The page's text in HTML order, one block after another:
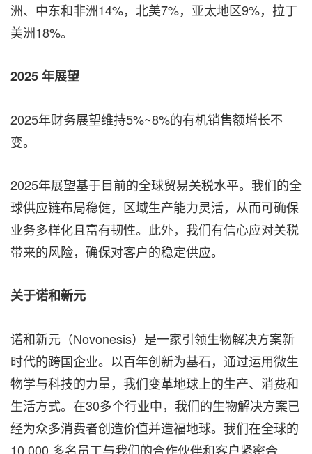
洲、中东和非洲14%，北美7%，亚太地区9%，拉丁
美洲18%。
2025年展望
2025年财务展望维持5%~8%的有机销售额增长不
变。
2025年展望基于目前的全球贸易关税水平。我们的全
球供应链布局稳健，区域生产能力灵活，从而可确保
业务多样化且富有韧性。此外，我们有信心应对关税
带来的风险，确保对客户的稳定供应。
关于诺和新元
诺和新元（Novonesis）是一家引领生物解决方案新
时代的跨国企业。以百年创新为基石，通过运用微生
物学与科技的力量，我们变革地球上的生产、消费和
生活方式。在30多个行业中，我们的生物解决方案已
经为众多消费者创造价值并造福地球。我们在全球的
10,000 多名员工与我们的合作伙伴和客户紧密合